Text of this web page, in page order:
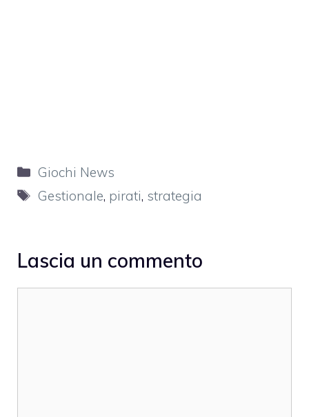
Categorie
Giochi News
Tag
Gestionale, pirati, strategia
Lascia un commento